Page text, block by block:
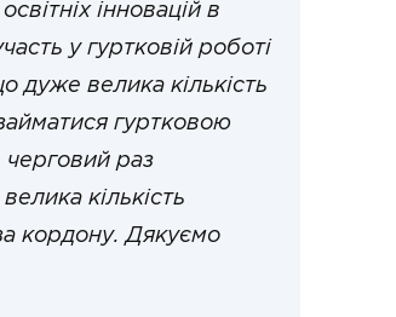
інновацій в
у гуртковій роботі
дуже велика кількість
гуртковою
раз
кількість
кордону. Дякуємо